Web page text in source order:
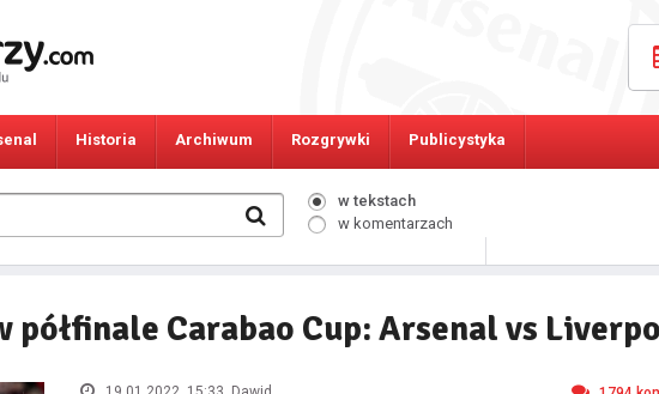
Historia Archiwum Rozgrywki Publicystyka
w tekstach
w komentarzach
półfinale Carabao Cup: Arsenal vs